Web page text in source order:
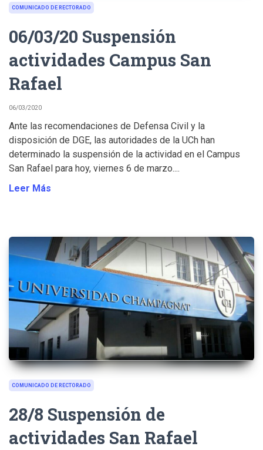
COMUNICADO DE RECTORADO
06/03/20 Suspensión
actividades Campus San
Rafael
06/03/2020
Ante las recomendaciones de Defensa Civil y la
disposición de DGE, las autoridades de la UCh han
determinado la suspensión de la actividad en el Campus
San Rafael para hoy, viernes 6 de marzo....
Leer Más
COMUNICADO DE RECTORADO
28/8 Suspensión de
actividades San Rafael